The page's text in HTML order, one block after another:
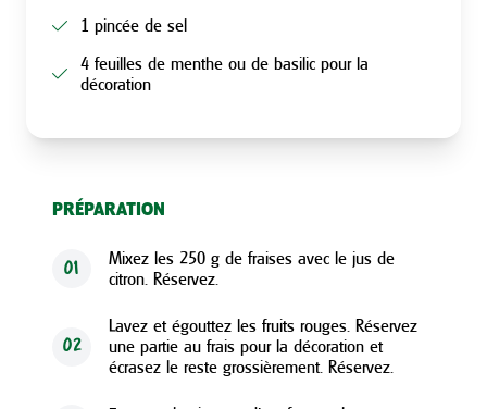
1 pincée de sel
4 feuilles de menthe ou de basilic pour la
décoration
PRÉPARATION
01
Mixez les 250 g de fraises avec le jus de
citron. Réservez.
02
Lavez et égouttez les fruits rouges. Réservez
une partie au frais pour la décoration et
écrasez le reste grossièrement. Réservez.